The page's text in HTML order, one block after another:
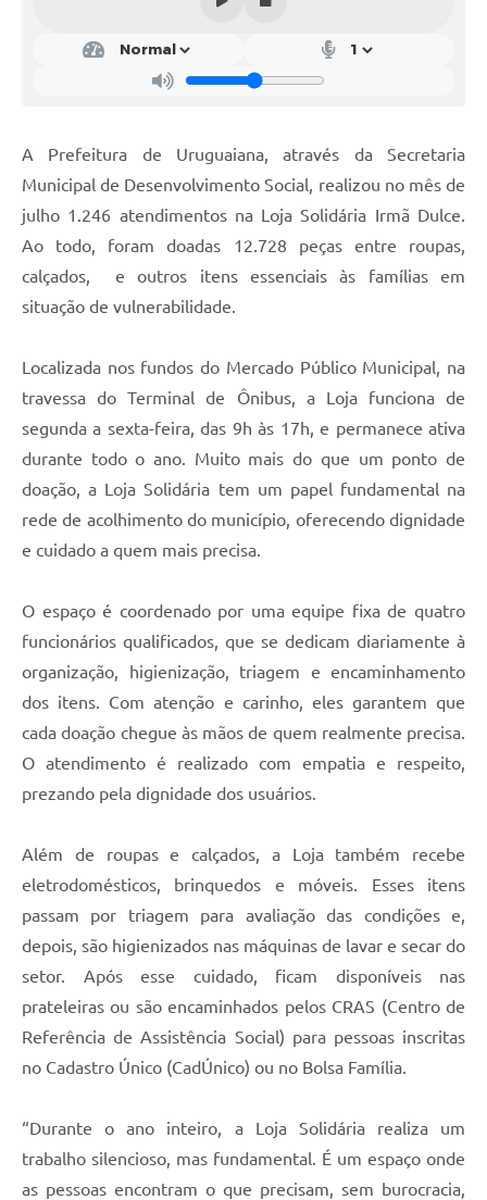
Contas Públicas
Links
Telefones Úteis
Termos de Uso & Política de Privacidade
A Prefeitura de Uruguaiana, através da Secretaria
Municipal de Desenvolvimento Social, realizou no mês de
julho 1.246 atendimentos na Loja Solidária Irmã Dulce.
Ao todo, foram doadas 12.728 peças entre roupas,
calçados, e outros itens essenciais às famílias em
situação de vulnerabilidade.
Localizada nos fundos do Mercado Público Municipal, na
travessa do Terminal de Ônibus, a Loja funciona de
segunda a sexta-feira, das 9h às 17h, e permanece ativa
durante todo o ano. Muito mais do que um ponto de
doação, a Loja Solidária tem um papel fundamental na
rede de acolhimento do município, oferecendo dignidade
e cuidado a quem mais precisa.
O espaço é coordenado por uma equipe fixa de quatro
funcionários qualificados, que se dedicam diariamente à
organização, higienização, triagem e encaminhamento
dos itens. Com atenção e carinho, eles garantem que
cada doação chegue às mãos de quem realmente precisa.
O atendimento é realizado com empatia e respeito,
prezando pela dignidade dos usuários.
Além de roupas e calçados, a Loja também recebe
eletrodomésticos, brinquedos e móveis. Esses itens
passam por triagem para avaliação das condições e,
depois, são higienizados nas máquinas de lavar e secar do
setor. Após esse cuidado, ficam disponíveis nas
prateleiras ou são encaminhados pelos CRAS (Centro de
Referência de Assistência Social) para pessoas inscritas
no Cadastro Único (CadÚnico) ou no Bolsa Família.
“Durante o ano inteiro, a Loja Solidária realiza um
trabalho silencioso, mas fundamental. É um espaço onde
as pessoas encontram o que precisam, sem burocracia,